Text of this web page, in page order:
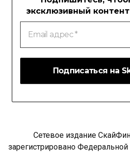
эксклюзивный
Email
адрес
Сетевое издание
зарегистрировано